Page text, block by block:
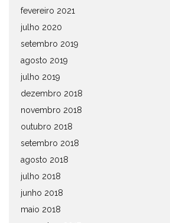
fevereiro 2021
julho 2020
setembro 2019
agosto 2019
julho 2019
dezembro 2018
novembro 2018
outubro 2018
setembro 2018
agosto 2018
julho 2018
junho 2018
maio 2018